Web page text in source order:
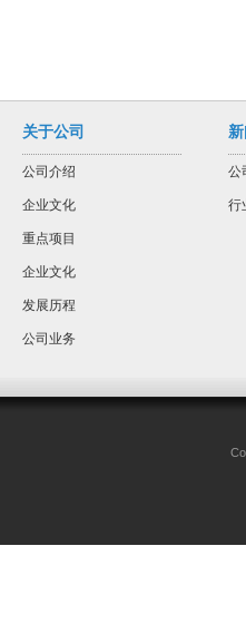
关于公司
公司介绍
企业文化
重点项目
企业文化
发展历程
公司业务
公
行